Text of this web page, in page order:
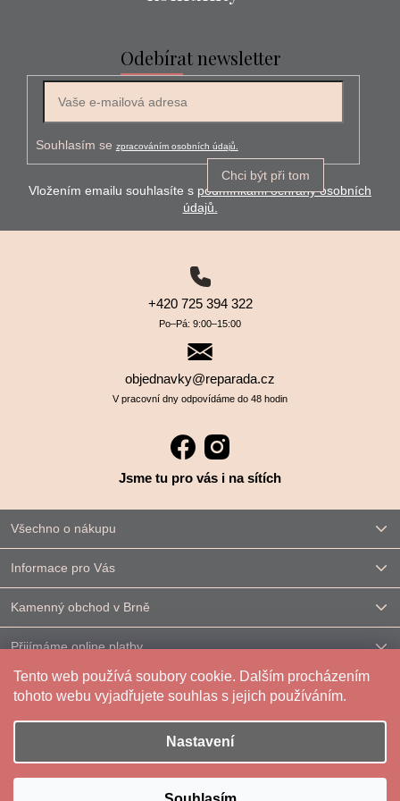
Tento web používá soubory cookie. Dalším procházením
tohoto webu vyjadřujete souhlas s jejich používáním.
Nastavení
Odebírat newsletter
Souhlasím se zpracováním osobních údajů.
Chci být při tom
Vložením emailu souhlasíte s podmínkami ochrany osobních
údajů.
+420 725 394 322
Po–⁠⁠⁠⁠⁠⁠Pá: 9:00–⁠⁠⁠⁠⁠⁠15:00
objednavky@reparada.cz
V pracovní dny odpovídáme do 48 hodin
Jsme tu pro vás i na sítích
Všechno o nákupu
Informace pro Vás
Kamenný obchod v Brně
Přijímáme online platby
Kontakt
Vytvořil Shoptet|Upravilo